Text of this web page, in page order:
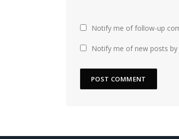
Notify me of follow-up
Notify me of new posts by